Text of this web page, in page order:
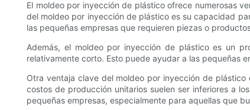
El moldeo por inyección de plástico ofrece numerosas
del moldeo por inyección de plástico es su capacidad
las pequeñas empresas que requieren piezas o
Además, el moldeo por inyección de plástico es un
relativamente corto. Esto puede ayudar a las pequeñas
Otra ventaja clave del moldeo por inyección de
costos de producción unitarios suelen ser inferiores a
pequeñas empresas, especialmente para aquellas que